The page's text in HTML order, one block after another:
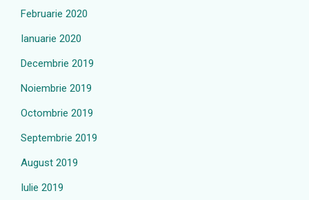
Februarie 2020
Ianuarie 2020
Decembrie 2019
Noiembrie 2019
Octombrie 2019
Septembrie 2019
August 2019
Iulie 2019